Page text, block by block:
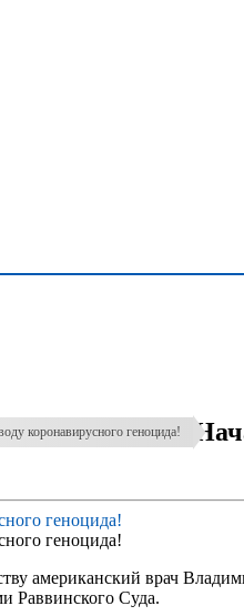
коронавирусного геноцида!
американский врач
Раввинского Суда.